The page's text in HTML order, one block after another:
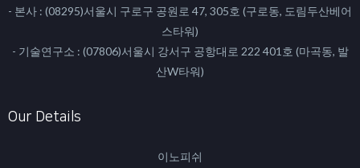
- 본사 : (08295)서울시 구로구 공원로 47, 305호 (구로동, 도림두산베어
스타워)
- 기술연구소 : (07806)서울시 강서구 공항대로 222 401호 (마곡동, 발
산W타워)
Our Details
이노피쉬